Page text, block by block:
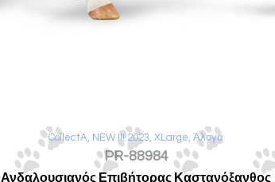
CollectA NEW !!! 2023 XLarge Άλογα
PR-88984
Ανδαλουσιανός Επιβήτορας Καστανόξανθος